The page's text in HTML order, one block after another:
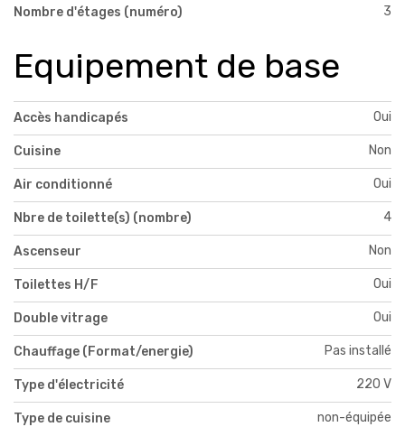
Nombre d'étages (numéro) 3
Equipement de base
Accès handicapés Oui
Cuisine Non
Air conditionné Oui
Nbre de toilette(s) (nombre) 4
Ascenseur Non
Toilettes H/F Oui
Double vitrage Oui
Chauffage (Format/energie) Pas installé
Type d'électricité 220 V
Type de cuisine non-équipée